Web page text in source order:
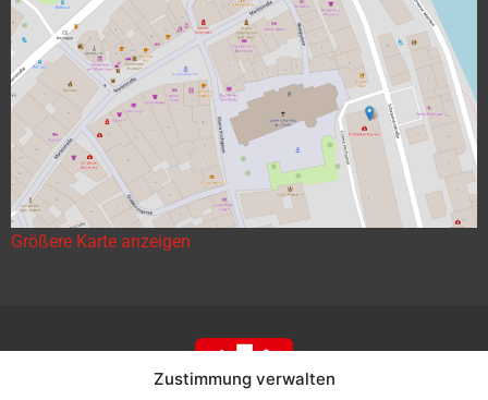
Zustimmung verwalten
Größere Karte anzeigen